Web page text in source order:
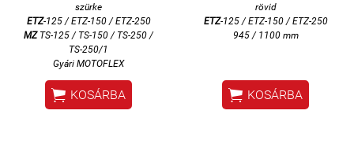
szürke
ETZ-125 / ETZ-150 / ETZ-250
MZTS-125 / TS-150 / TS-250 /
TS-250/1
Gyári MOTOFLEX
 KOSÁRBA
rövid
ETZ-125 / ETZ-150 / ETZ-250
945 / 1100 mm
 KOSÁRBA